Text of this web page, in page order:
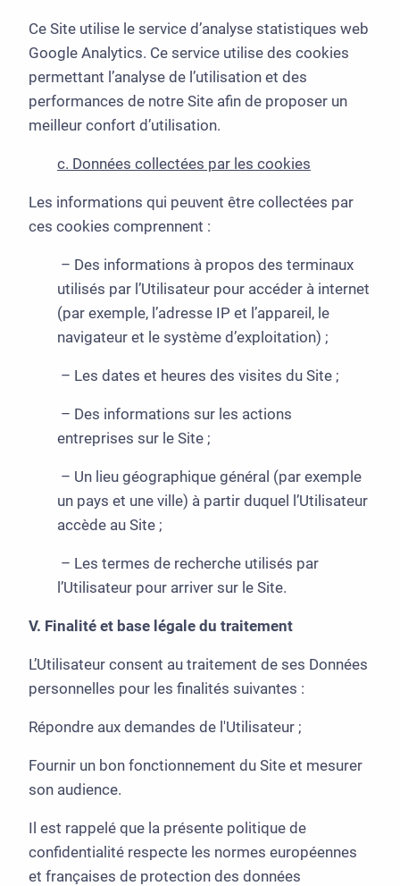
Ce Site utilise le service d’analyse statistiques web
Google Analytics. Ce service utilise des cookies
permettant l’analyse de l’utilisation et des
performances de notre Site afin de proposer un
meilleur confort d’utilisation.
c. Données collectées par les cookies
Les informations qui peuvent être collectées par
ces cookies comprennent :
– Des informations à propos des terminaux
utilisés par l’Utilisateur pour accéder à internet
(par exemple, l’adresse IP et l’appareil, le
navigateur et le système d’exploitation) ;
– Les dates et heures des visites du Site ;
– Des informations sur les actions
entreprises sur le Site ;
– Un lieu géographique général (par exemple
un pays et une ville) à partir duquel l’Utilisateur
accède au Site ;
– Les termes de recherche utilisés par
l’Utilisateur pour arriver sur le Site.
V. Finalité et base légale du traitement
L’Utilisateur consent au traitement de ses Données
personnelles pour les finalités suivantes :
Répondre aux demandes de l'Utilisateur ;
Fournir un bon fonctionnement du Site et mesurer
son audience.
Il est rappelé que la présente politique de
confidentialité respecte les normes européennes
et françaises de protection des données